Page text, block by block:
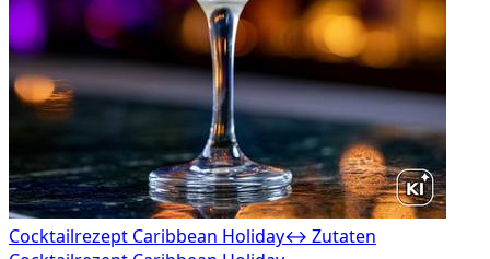
Cocktailrezept Caribbean Holiday↔ Zutaten